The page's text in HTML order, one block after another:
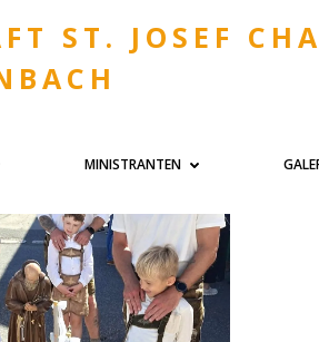
ST. JOSEF
MINISTRANTEN